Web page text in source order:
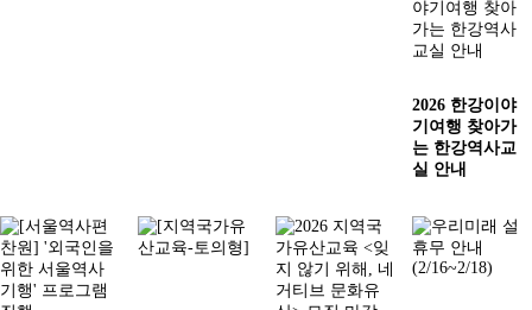
2026 한강이야
기여행 찾아가
는 한강역사교
실 안내